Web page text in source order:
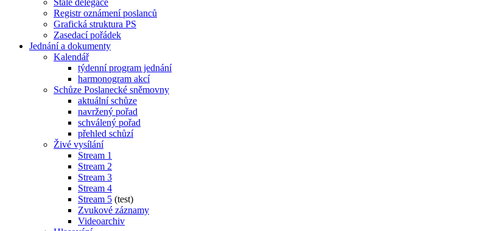
Registr oznámení poslanců
Grafická struktura PS
Zasedací pořádek
Jednání a dokumenty
Kalendář
týdenní program jednání
harmonogram akcí
Schůze Poslanecké sněmovny
aktuální schůze
navržený pořad
schválený pořad
přehled schůzí
Živé vysílání
Stream 1
Stream 2
Stream 3
Stream 4
Stream 5 (test)
Zvukové záznamy
Videoarchiv